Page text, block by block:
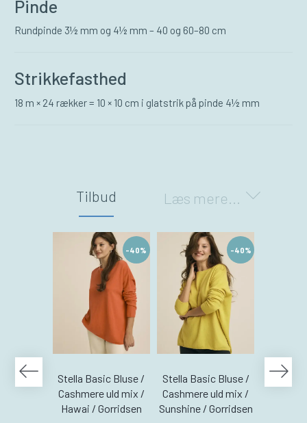
Pinde
Rundpinde 3½ mm og 4½ mm – 40 og 60–80 cm
Strikkefasthed
18 m × 24 rækker = 10 × 10 cm i glatstrik på pinde 4½ mm
Læs mere...
Tilbud
-40%
Stella Basic Bluse /
Cashmere uld mix /
Hawai / Gorridsen
-40%
Stella Basic Bluse /
Cashmere uld mix /
Sunshine / Gorridsen
Stella